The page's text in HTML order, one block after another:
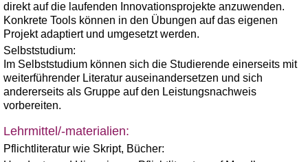
direkt auf die laufenden Innovationsprojekte anzuwenden.
Konkrete Tools können in den Übungen auf das eigenen
Projekt adaptiert und umgesetzt werden.
Selbststudium:
Im Selbststudium können sich die Studierende einerseits mit
weiterführender Literatur auseinandersetzen und sich
andererseits als Gruppe auf den Leistungsnachweis
vorbereiten.
Lehrmittel/-materialien:
Pflichtliteratur wie Skript, Bücher: